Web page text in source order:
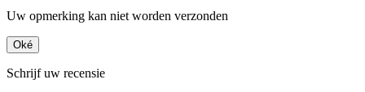
Uw opmerking kan niet worden verzonden
Oké
Schrijf uw recensie